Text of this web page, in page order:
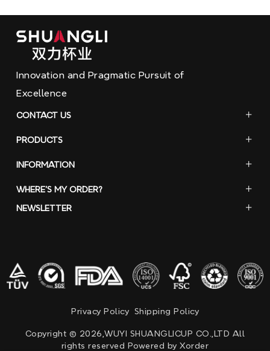
Innovation and Pragmatic Pursuit of
Excellence
CONTACT US
PRODUCTS
INFORMATION
WHERE'S MY ORDER?
NEWSLETTER
Privacy Policy Shipping Policy
Copyright © 2026,WUYI SHUANGLICUP CO.,LTD All
rights reserved Powered by Xorder